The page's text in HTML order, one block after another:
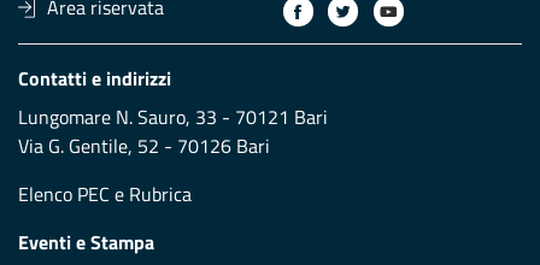
Area riservata
Contatti e indirizzi
Lungomare N. Sauro, 33 - 70121 Bari
Via G. Gentile, 52 - 70126 Bari
Elenco PEC e Rubrica
Eventi e Stampa